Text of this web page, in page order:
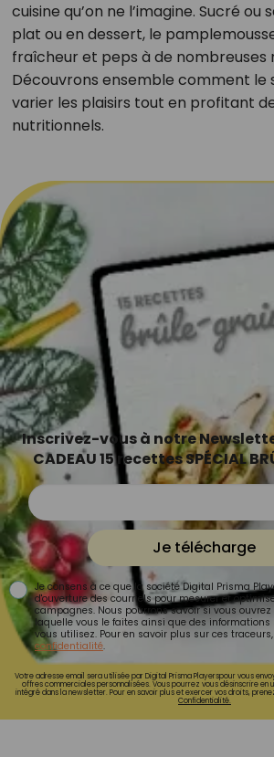
cuisine qu’on ne l’imagine. Sucré ou
plat ou en dessert, le
fraîcheur et peps à de nombreuses
Découvrons ensemble comment le
varier les plaisirs tout en profitant
nutritionnels.
Inscrivez-vous à notre
CADEAU 15 recettes SPÉCIAL
Je télécharge
Je consens à ce que la société Digital Prisma
d'ouverture des courriels pour mesurer et
campagnes. Nous pourrons savoir si vous ouvrez
laquelle vous le faites ainsi que des
vous utilisez. Pour en savoir plus sur ces
confidentialité.
Votre adresse email sera utilisée par Digital Prisma Playerspour vous
offres commerciales personnalisées. Vous pourrez vous désinscrire en
intégré dans la newsletter. Pour en savoir plus et exercer vos droits,
Confidentialité.